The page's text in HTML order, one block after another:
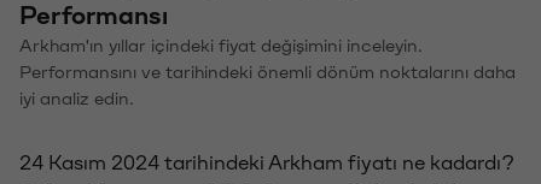
Performansı
Arkham'ın yıllar içindeki fiyat değişimini inceleyin.
Performansını ve tarihindeki önemli dönüm noktalarını daha
iyi analiz edin.
24 Kasım 2024 tarihindeki Arkham fiyatı ne kadardı?